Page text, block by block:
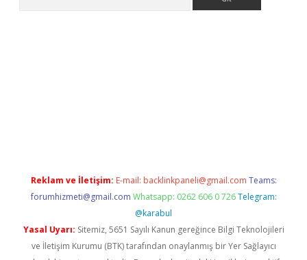
Reklam ve İletişim: E-mail: backlinkpaneli@gmail.com Teams:
forumhizmeti@gmail.com Whatsapp: 0262 606 0 726 Telegram:
@karabul
Yasal Uyarı: Sitemiz, 5651 Sayılı Kanun gereğince Bilgi Teknolojileri
ve İletişim Kurumu (BTK) tarafından onaylanmış bir Yer Sağlayıcı